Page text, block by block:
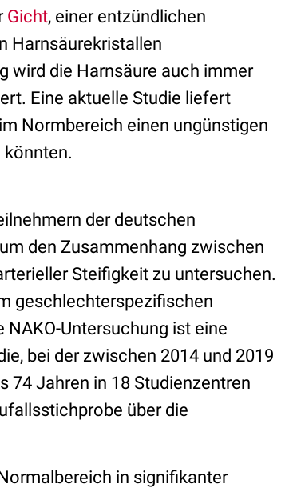
Gicht, einer entzündlichen
Harnsäurekristallen
wird die Harnsäure auch immer
Eine aktuelle Studie liefert
Normbereich einen ungünstigen
könnten.
der deutschen
den Zusammenhang zwischen
Steifigkeit zu untersuchen.
geschlechterspezifischen
Untersuchung ist eine
bei der zwischen 2014 und 2019
74 Jahren in 18 Studienzentren
über die
in signifikanter